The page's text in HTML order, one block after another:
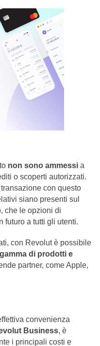
non sono ammessi a
o scoperti autorizzati.
con questo
siano presenti sul
che le opzioni di
futuro a tutti gli utenti.
con Revolut è possibile
di prodotti e
partner, come Apple,
convenienza
Business, è
i principali costi e